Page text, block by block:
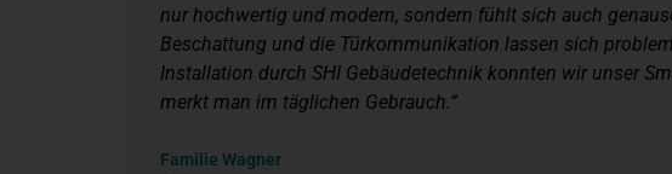
nur hochwertig und modern, sondern fühlt sich auch
Beschattung und die Türkommunikation lassen sich
Installation durch SHI Gebäudetechnik konnten wir unser
merkt man im täglichen Gebrauch.“
Familie Wagner